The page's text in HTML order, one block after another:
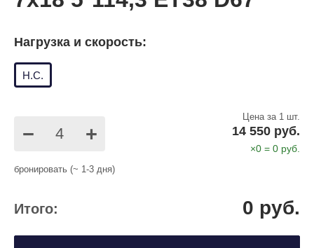
Нагрузка и скорость:
Н.С.
− +
Цена за 1 шт.
14 550 руб.
×0 = 0 руб.
бронировать (~ 1-3 дня)
Итого: 0 руб.